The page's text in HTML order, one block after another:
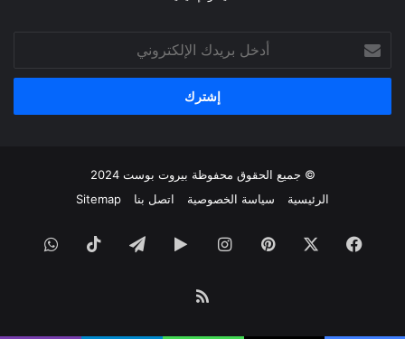
بريدك
الإلكتروني
© جميع الحقوق محفوظة بيروت بوست 2024
الرئيسية
سياسة الخصوصية اتصل بنا Sitemap
فيسبوك بينتيريستانستقرام‏Googleتيلقرام ‫TikTok
ملخص